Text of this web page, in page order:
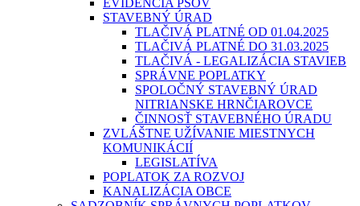
EVIDENCIA PSOV
STAVEBNÝ ÚRAD
TLAČIVÁ PLATNÉ OD 01.04.2025
TLAČIVÁ PLATNÉ DO 31.03.2025
TLAČIVÁ - LEGALIZÁCIA STAVIEB
SPRÁVNE POPLATKY
SPOLOČNÝ STAVEBNÝ ÚRAD
NITRIANSKE HRNČIAROVCE
ČINNOSŤ STAVEBNÉHO ÚRADU
ZVLÁŠTNE UŽÍVANIE MIESTNYCH
KOMUNIKÁCIÍ
LEGISLATÍVA
POPLATOK ZA ROZVOJ
KANALIZÁCIA OBCE